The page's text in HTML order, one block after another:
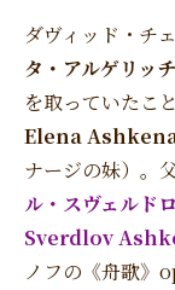
ダヴィッド・チ
タ・アルゲリッチ
を取っていたこ
Elena
ナージの妹）。
ル・スヴェルド
Sverdlov
ノフの《舟歌》